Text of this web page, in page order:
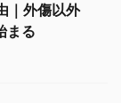
｜外傷以外
まる